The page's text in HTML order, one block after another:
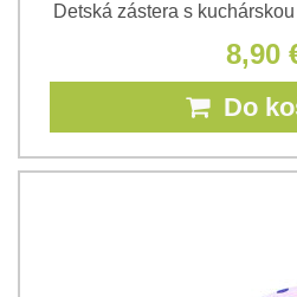
Detská zástera s
8,90
Do